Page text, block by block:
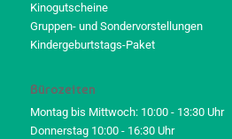
Kinogutscheine
Gruppen- und Sondervorstellungen
Kindergeburtstags-Paket
Bürozeiten
Montag bis Mittwoch: 10:00 - 13:30 Uhr
Donnerstag 10:00 - 16:30 Uhr